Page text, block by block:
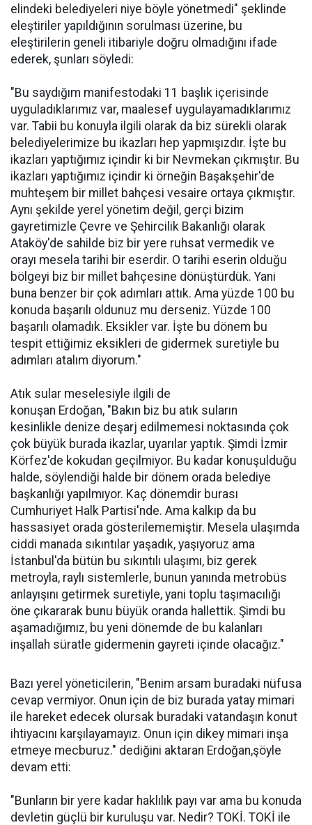
elindeki belediyeleri niye böyle yönetmedi" şeklinde
eleştiriler yapıldığının sorulması üzerine, bu
eleştirilerin geneli itibariyle doğru olmadığını ifade
ederek, şunları söyledi:
"Bu saydığım manifestodaki 11 başlık içerisinde
uyguladıklarımız var, maalesef uygulayamadıklarımız
var. Tabii bu konuyla ilgili olarak da biz sürekli olarak
belediyelerimize bu ikazları hep yapmışızdır. İşte bu
ikazları yaptığımız içindir ki bir Nevmekan çıkmıştır. Bu
ikazları yaptığımız içindir ki örneğin Başakşehir'de
muhteşem bir millet bahçesi vesaire ortaya çıkmıştır.
Aynı şekilde yerel yönetim değil, gerçi bizim
gayretimizle Çevre ve Şehircilik Bakanlığı olarak
Ataköy'de sahilde biz bir yere ruhsat vermedik ve
orayı mesela tarihi bir eserdir. O tarihi eserin olduğu
bölgeyi biz bir millet bahçesine dönüştürdük. Yani
buna benzer bir çok adımları attık. Ama yüzde 100 bu
konuda başarılı oldunuz mu derseniz. Yüzde 100
başarılı olamadık. Eksikler var. İşte bu dönem bu
tespit ettiğimiz eksikleri de gidermek suretiyle bu
adımları atalım diyorum."
Atık sular meselesiyle ilgili de
konuşan Erdoğan, "Bakın biz bu atık suların
kesinlikle denize deşarj edilmemesi noktasında çok
çok büyük burada ikazlar, uyarılar yaptık. Şimdi İzmir
Körfez'de kokudan geçilmiyor. Bu kadar konuşulduğu
halde, söylendiği halde bir dönem orada belediye
başkanlığı yapılmıyor. Kaç dönemdir burası
Cumhuriyet Halk Partisi'nde. Ama kalkıp da bu
hassasiyet orada gösterilememiştir. Mesela ulaşımda
ciddi manada sıkıntılar yaşadık, yaşıyoruz ama
İstanbul'da bütün bu sıkıntılı ulaşımı, biz gerek
metroyla, raylı sistemlerle, bunun yanında metrobüs
anlayışını getirmek suretiyle, yani toplu taşımacılığı
öne çıkararak bunu büyük oranda hallettik. Şimdi bu
aşamadığımız, bu yeni dönemde de bu kalanları
inşallah süratle gidermenin gayreti içinde olacağız."
Bazı yerel yöneticilerin, "Benim arsam buradaki nüfusa
cevap vermiyor. Onun için de biz burada yatay mimari
ile hareket edecek olursak buradaki vatandaşın konut
ihtiyacını karşılayamayız. Onun için dikey mimari inşa
etmeye mecburuz." dediğini aktaran Erdoğan,şöyle
devam etti:
"Bunların bir yere kadar haklılık payı var ama bu konuda
devletin güçlü bir kuruluşu var. Nedir? TOKİ. TOKİ ile